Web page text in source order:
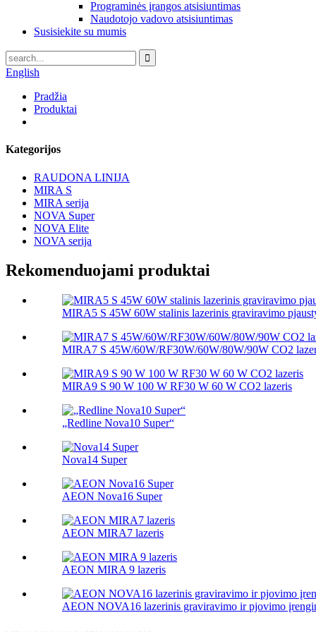
Programinės įrangos atsisiuntimas
Naudotojo vadovo atsisiuntimas
Susisiekite su mumis
English
Pradžia
Produktai
Kategorijos
RAUDONA LINIJA
MIRA S
MIRA serija
NOVA Super
NOVA Elite
NOVA serija
Rekomenduojami produktai
MIRA5 S 45W 60W stalinis lazerinis graviravimo
MIRA7 S 45W/60W/RF30W/60W/80W/90W CO2
MIRA9 S 90 W 100 W RF30 W 60 W CO2 lazeris
„Redline Nova10 Super“
Nova14 Super
AEON Nova16 Super
AEON MIRA7 lazeris
AEON MIRA 9 lazeris
AEON NOVA16 lazerinis graviravimo ir pjovimo